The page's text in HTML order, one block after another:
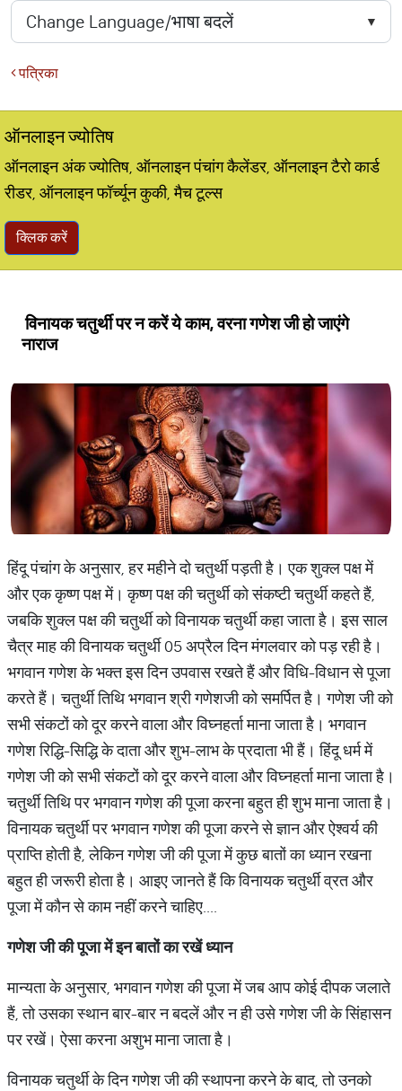
पत्रिका
ऑनलाइन ज्योतिष
ऑनलाइन अंक ज्योतिष, ऑनलाइन पंचांग कैलेंडर, ऑनलाइन टैरो कार्ड
रीडर, ऑनलाइन फॉर्च्यून कुकी, मैच टूल्स
क्लिक करें
विनायक चतुर्थी पर न करें ये काम, वरना गणेश जी हो जाएंगे
नाराज
हिंदू पंचांग के अनुसार, हर महीने दो चतुर्थी पड़ती है। एक शुक्ल पक्ष में
और एक कृष्ण पक्ष में। कृष्ण पक्ष की चतुर्थी को संकष्टी चतुर्थी कहते हैं,
जबकि शुक्ल पक्ष की चतुर्थी को विनायक चतुर्थी कहा जाता है। इस साल
चैत्र माह की विनायक चतुर्थी 05 अप्रैल दिन मंगलवार को पड़ रही है।
भगवान गणेश के भक्त इस दिन उपवास रखते हैं और विधि-विधान से पूजा
करते हैं। चतुर्थी तिथि भगवान श्री गणेशजी को समर्पित है। गणेश जी को
सभी संकटों को दूर करने वाला और विघ्नहर्ता माना जाता है। भगवान
गणेश रिद्धि-सिद्धि के दाता और शुभ-लाभ के प्रदाता भी हैं। हिंदू धर्म में
गणेश जी को सभी संकटों को दूर करने वाला और विघ्नहर्ता माना जाता है।
चतुर्थी तिथि पर भगवान गणेश की पूजा करना बहुत ही शुभ माना जाता है।
विनायक चतुर्थी पर भगवान गणेश की पूजा करने से ज्ञान और ऐश्वर्य की
प्राप्ति होती है, लेकिन गणेश जी की पूजा में कुछ बातों का ध्यान रखना
बहुत ही जरूरी होता है। आइए जानते हैं कि विनायक चतुर्थी व्रत और
पूजा में कौन से काम नहीं करने चाहिए....
गणेशजीकीपूजामेंइनबातोंकारखेंध्यान
मान्यता के अनुसार, भगवान गणेश की पूजा में जब आप कोई दीपक जलाते
हैं, तो उसका स्थान बार-बार न बदलें और न ही उसे गणेश जी के सिंहासन
पर रखें। ऐसा करना अशुभ माना जाता है।
विनायक चतुर्थी के दिन गणेश जी की स्थापना करने के बाद, तो उनको